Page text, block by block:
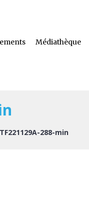
Médiathèque
288-min